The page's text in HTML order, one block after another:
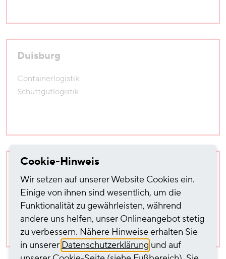
Duisburg
Containerlogistik
Schüttgutlogistik
Ginsheim-Gustavsburg
Schüttgutlogistik
Cookie-Hinweis
Wir setzen auf unserer Website Cookies ein.
Einige von ihnen sind wesentlich, um die
Funktionalität zu gewährleisten, während
andere uns helfen, unser Onlineangebot stetig
zu verbessern. Nähere Hinweise erhalten Sie
in unserer Datenschutzerklärung und auf